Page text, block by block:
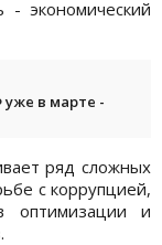
экономический
в марте -
ряд сложных
с коррупцией,
оптимизации и